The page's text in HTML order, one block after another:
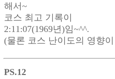
해서~
코스 최고 기록이
2:11:07(1969년)임~^^.
(물론 코스 난이도의 영향
PS.12